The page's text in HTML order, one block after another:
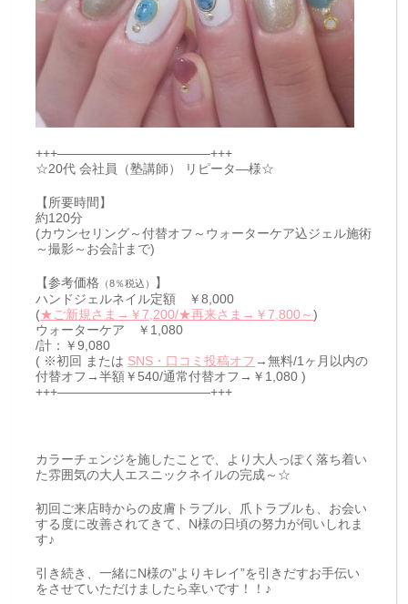
+++————————————+++
☆20代 会社員（塾講師） リピータ―様☆
【所要時間】
約120分
(カウンセリング～付替オフ～ウォーターケア込ジェル施術
～撮影～お会計まで)
【参考価格 （8％税込）
】
ハンドジェルネイル定額 ￥8,000
(★ご新規さま→￥7,200/★再来さま→￥7,800～)
ウォーターケア ￥1,080
/計：￥9,080
( ※初回 または SNS・口コミ投稿オフ →無料/1ヶ月以内の
付替オフ→半額￥540/通常付替オフ→￥1,080 )
+++————————————+++
カラーチェンジを施したことで、より大人っぽく落ち着い
た雰囲気の大人エスニックネイルの完成～☆
初回ご来店時からの皮膚トラブル、爪トラブルも、お会い
する度に改善されてきて、N様の日頃の努力が伺いしれま
す♪
引き続き、一緒にN様の”よりキレイ”を引きだすお手伝い
をさせていただけましたら幸いです！！♪